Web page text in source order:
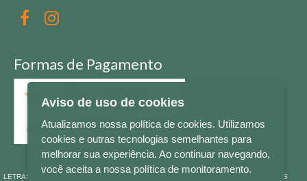
Formas de Pagamento
LETRAS & CIA - CNPJ n° 88.587.548/0001-20 - Térreo Bourbon Shopping - AV. NAÇÕES
Aviso de uso de cookies
Atualizamos nossa política de cookies. Utilizamos
cookies e outras tecnologias semelhantes para
melhorar sua experiência. Ao continuar navegando,
você aceita a nossa política de monitoramento.